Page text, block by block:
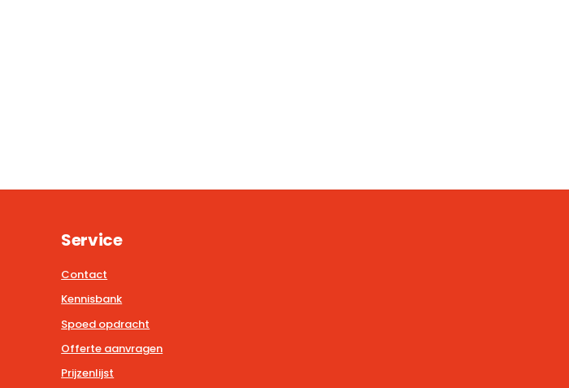
Service
Contact
Kennisbank
Spoed opdracht
Offerte aanvragen
Prijzenlijst